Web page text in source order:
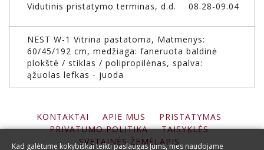
Vidutinis pristatymo terminas, d.d.
08.28-09.04
NEST W-1 Vitrina pastatoma, Matmenys:
60/45/192 cm, medžiaga: faneruota baldinė
plokštė / stiklas / polipropilėnas, spalva:
ąžuolas lefkas - juoda
KONTAKTAI APIE MUS
PRISTATYMAS
PRIVATUMO POLITIKA
TAISYKLĖS
SVETAINĖS ŽEMĖLAPIS
Kad galėtume kokybiškai teikti paslaugas Jums, mes naudojame